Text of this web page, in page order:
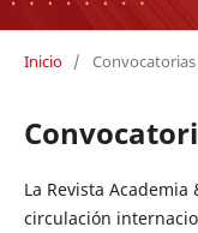
Inicio / Convocatorias
La Revista
circulación